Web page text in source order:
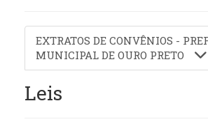
EXTRATOS DE CONVÊNIOS -
MUNICIPAL DE OURO PRETO
Leis